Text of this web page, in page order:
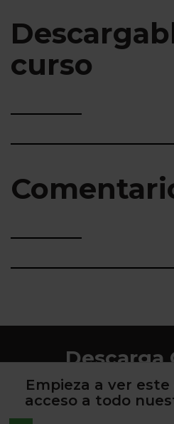
curso
Empieza a ver
acceso a todo
Descarga